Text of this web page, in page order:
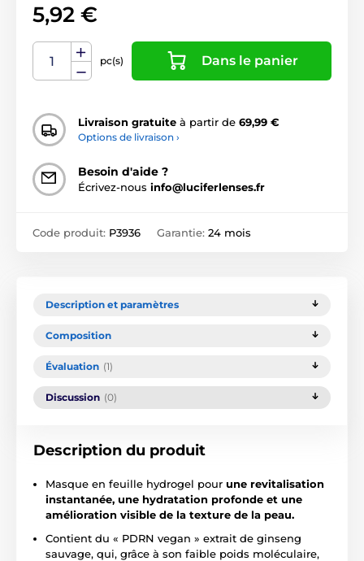
5,92 €
pc(s) Dans le panier
Livraison gratuite à partir de 69,99 €
Options de livraison ›
Besoin d'aide ?
Écrivez-nous info@luciferlenses.fr
Code produit: P3936 Garantie: 24 mois
Description et paramètres
Composition
Évaluation (1)
Discussion (0)
Description du produit
Masque en feuille hydrogel pour une revitalisation
instantanée, une hydratation profonde et une
amélioration visible de la texture de la peau.
Contient du « PDRN vegan » extrait de ginseng
sauvage, qui, grâce à son faible poids moléculaire,